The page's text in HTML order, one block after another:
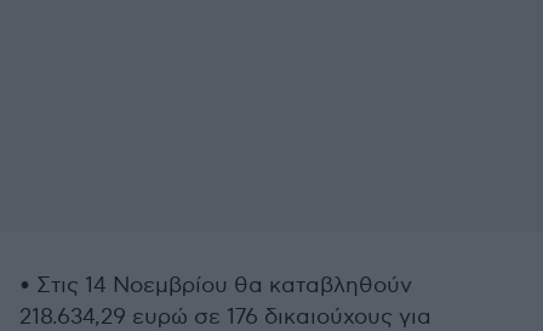
• Στις 14 Νοεμβρίου θα καταβληθούν
218.634,29 ευρώ σε 176 δικαιούχους για